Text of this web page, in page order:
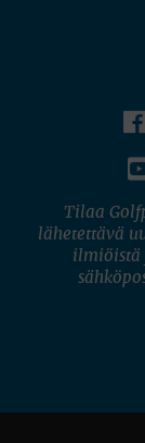
Tilaa
lähetettävä
ilmiöistä